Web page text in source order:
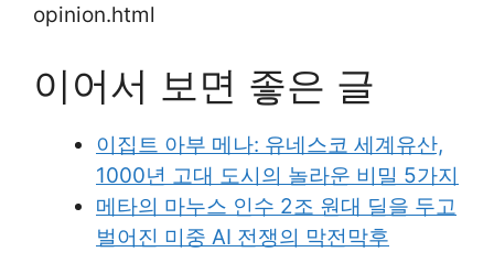
opinion.html
이어서 보면 좋은 글
이집트 아부 메나: 유네스코 세계유산,
1000년 고대 도시의 놀라운 비밀 5가지
메타의 마누스 인수 2조 원대 딜을 두고
벌어진 미중 AI 전쟁의 막전막후